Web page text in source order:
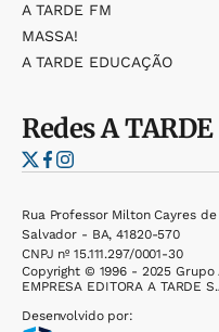
A TARDE FM
MASSA!
A TARDE EDUCAÇÃO
RedesA TARDE
Rua Professor Milton Cayres
Salvador - BA, 41820-570
CNPJ nº 15.111.297/0001-30
Copyright © 1996 - 2025 Grupo
EMPRESA EDITORA A TARDE
Desenvolvido por: